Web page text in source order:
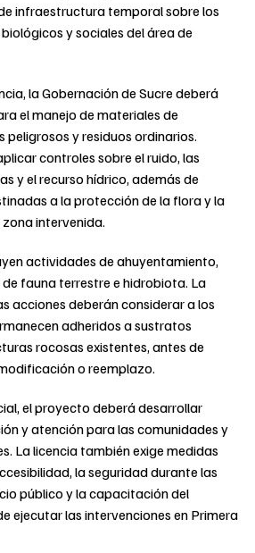
infraestructura temporal sobre los
y sociales del área de
la Gobernación de Sucre deberá
el manejo de materiales de
peligrosos y residuos ordinarios.
controles sobre el ruido, las
y el recurso hídrico, además de
a la protección de la flora y la
intervenida.
actividades de ahuyentamiento,
fauna terrestre e hidrobiota. La
acciones deberán considerar a los
adheridos a sustratos
rocosas existentes, antes de
o reemplazo.
el proyecto deberá desarrollar
y atención para las comunidades y
La licencia también exige medidas
la seguridad durante las
público y la capacitación del
ejecutar las intervenciones en Primera